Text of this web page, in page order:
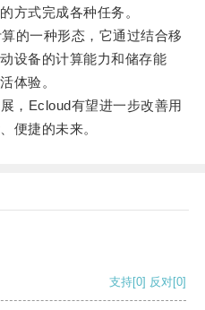
方式完成各种任务。
一种形态，它通过结合移
设备的计算能力和储存能
体验。
Ecloud有望进一步改善用
便捷的未来。
支持[0] 反对[0]